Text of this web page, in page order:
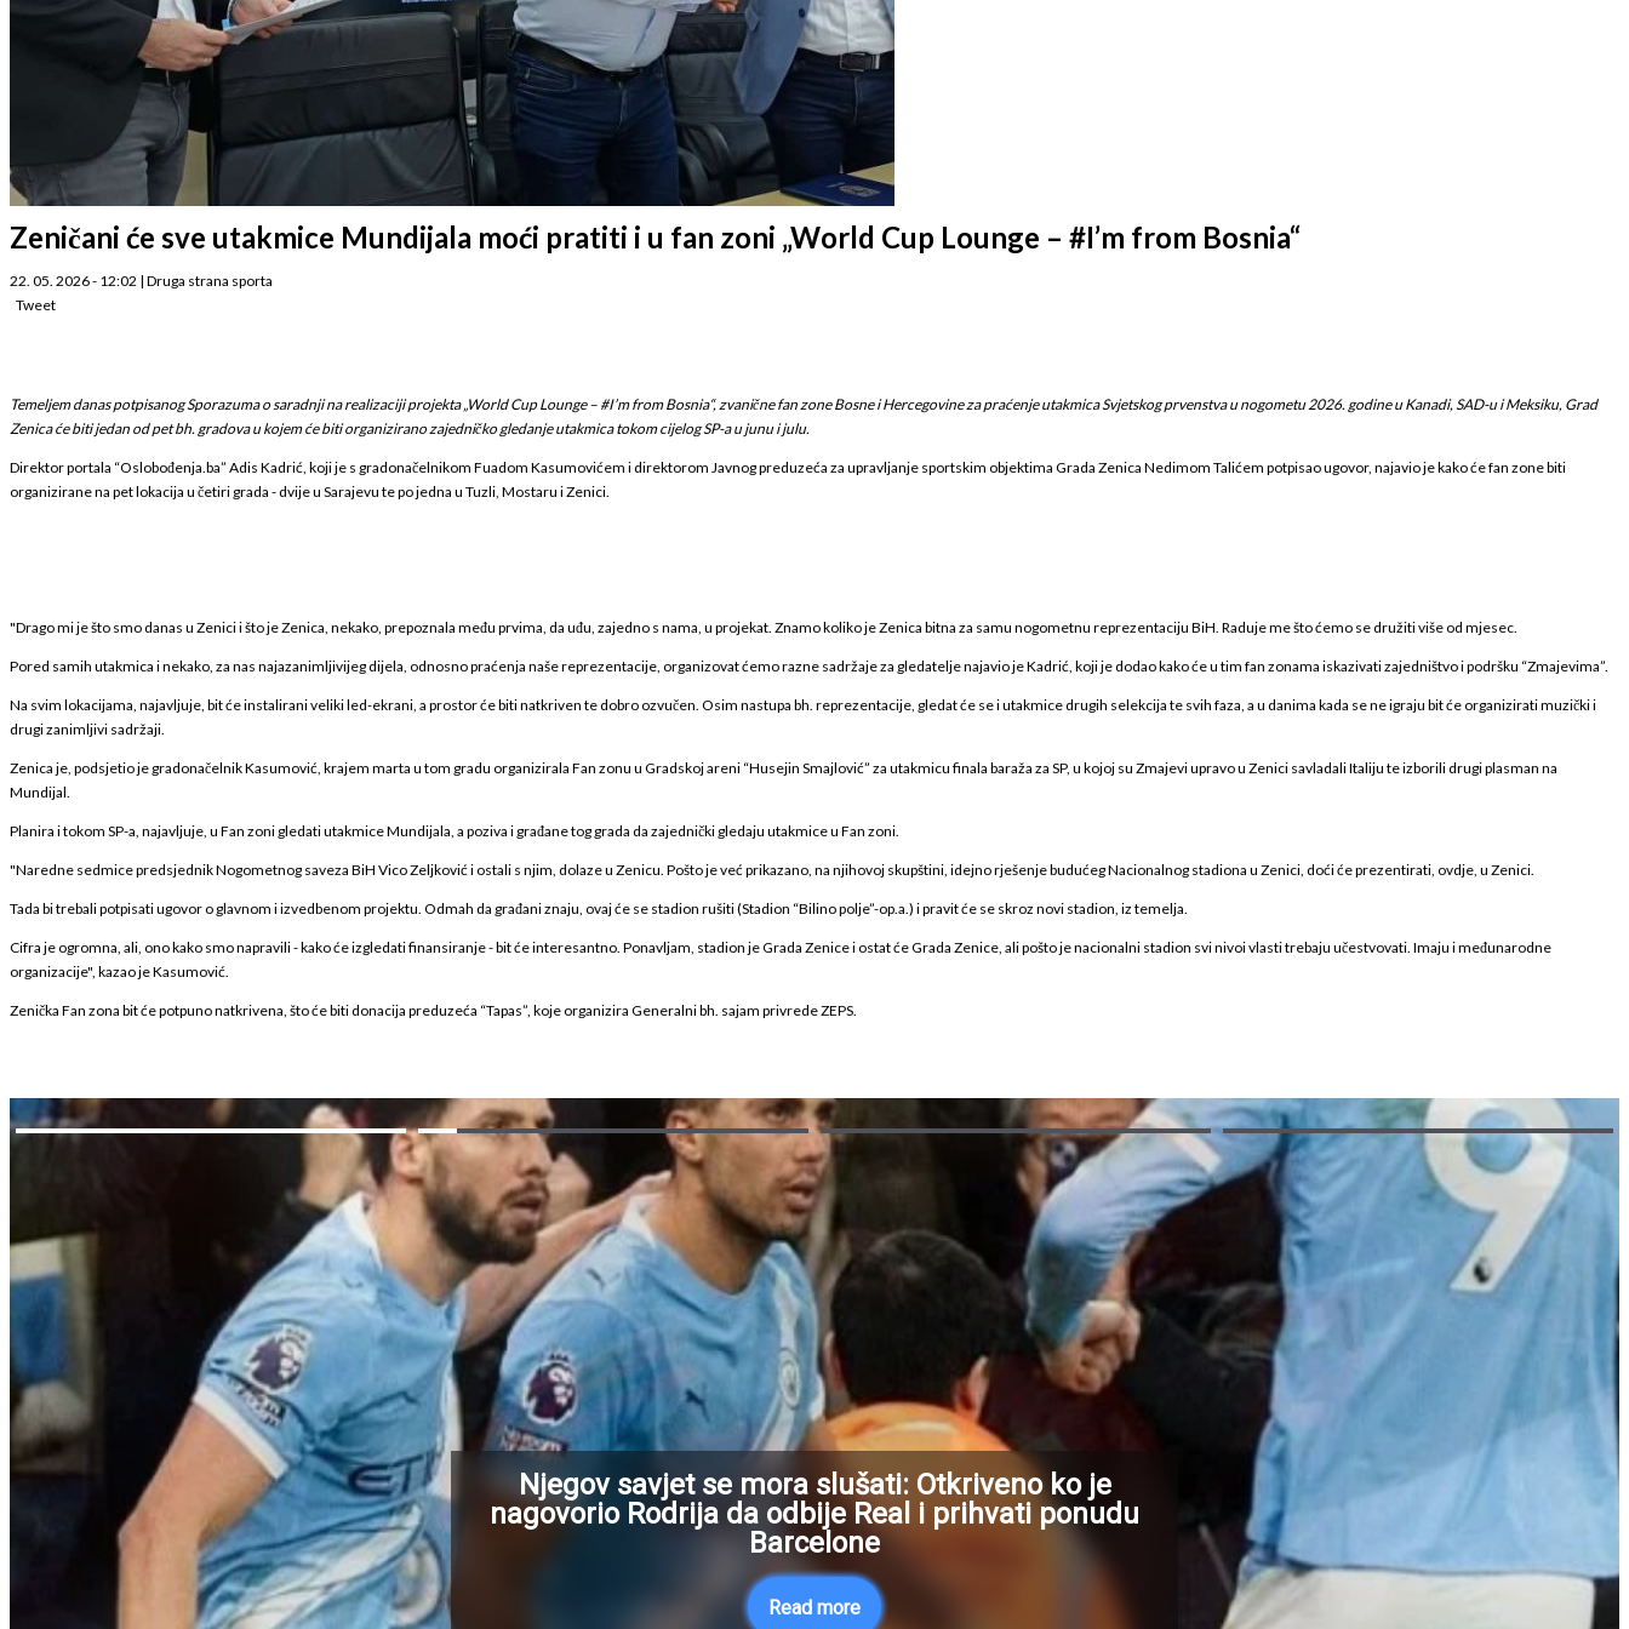
Zeničani će sve utakmice Mundijala moći pratiti i u fan zoni „World Cup Lounge – #I’m from Bosnia“
22. 05. 2026 - 12:02 | Druga strana sporta
Tweet
Temeljem danas potpisanog Sporazuma o saradnji na realizaciji projekta „World Cup Lounge – #I’m from Bosnia“, zvanične fan zone Bosne i Hercegovine za praćenje utakmica Svjetskog prvenstva u nogometu 2026. godine u Kanadi, SAD-u i Meksiku, Grad
Zenica će biti jedan od pet bh. gradova u kojem će biti organizirano zajedničko gledanje utakmica tokom cijelog SP-a u junu i julu.
Direktor portala “Oslobođenja.ba” Adis Kadrić, koji je s gradonačelnikom Fuadom Kasumovićem i direktorom Javnog preduzeća za upravljanje sportskim objektima Grada Zenica Nedimom Talićem potpisao ugovor, najavio je kako će fan zone biti
organizirane na pet lokacija u četiri grada - dvije u Sarajevu te po jedna u Tuzli, Mostaru i Zenici.
"Drago mi je što smo danas u Zenici i što je Zenica, nekako, prepoznala među prvima, da uđu, zajedno s nama, u projekat. Znamo koliko je Zenica bitna za samu nogometnu reprezentaciju BiH. Raduje me što ćemo se družiti više od mjesec.
Pored samih utakmica i nekako, za nas najazanimljivijeg dijela, odnosno praćenja naše reprezentacije, organizovat ćemo razne sadržaje za gledatelje najavio je Kadrić, koji je dodao kako će u tim fan zonama iskazivati zajedništvo i podršku “Zmajevima”.
Na svim lokacijama, najavljuje, bit će instalirani veliki led-ekrani, a prostor će biti natkriven te dobro ozvučen. Osim nastupa bh. reprezentacije, gledat će se i utakmice drugih selekcija te svih faza, a u danima kada se ne igraju bit će organizirati muzički i
drugi zanimljivi sadržaji.
Zenica je, podsjetio je gradonačelnik Kasumović, krajem marta u tom gradu organizirala Fan zonu u Gradskoj areni “Husejin Smajlović” za utakmicu finala baraža za SP, u kojoj su Zmajevi upravo u Zenici savladali Italiju te izborili drugi plasman na
Mundijal.
Planira i tokom SP-a, najavljuje, u Fan zoni gledati utakmice Mundijala, a poziva i građane tog grada da zajednički gledaju utakmice u Fan zoni.
"Naredne sedmice predsjednik Nogometnog saveza BiH Vico Zeljković i ostali s njim, dolaze u Zenicu. Pošto je već prikazano, na njihovoj skupštini, idejno rješenje budućeg Nacionalnog stadiona u Zenici, doći će prezentirati, ovdje, u Zenici.
Tada bi trebali potpisati ugovor o glavnom i izvedbenom projektu. Odmah da građani znaju, ovaj će se stadion rušiti (Stadion “Bilino polje”-op.a.) i pravit će se skroz novi stadion, iz temelja.
Cifra je ogromna, ali, ono kako smo napravili - kako će izgledati finansiranje - bit će interesantno. Ponavljam, stadion je Grada Zenice i ostat će Grada Zenice, ali pošto je nacionalni stadion svi nivoi vlasti trebaju učestvovati. Imaju i međunarodne
organizacije", kazao je Kasumović.
Zenička Fan zona bit će potpuno natkrivena, što će biti donacija preduzeća “Tapas”, koje organizira Generalni bh. sajam privrede ZEPS.
Njegov savjet se mora slušati: Otkriveno ko je
nagovorio Rodrija da odbije Real i prihvati ponudu
Barcelone
Read more